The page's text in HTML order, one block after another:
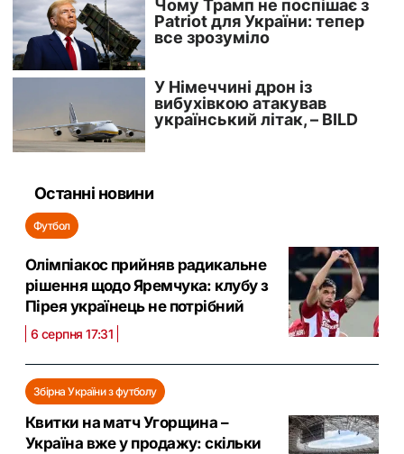
Останні новини
Футбол
Олімпіакос прийняв радикальне
рішення щодо Яремчука: клубу з
Пірея українець не потрібний
6 серпня 17:31
Збірна України з футболу
Квитки на матч Угорщина –
Україна вже у продажу: скільки